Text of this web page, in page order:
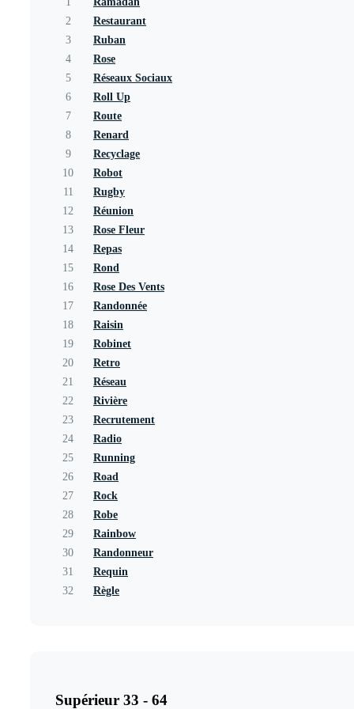
2
Restaurant
3
Ruban
4
Rose
5
Réseaux Sociaux
6
Roll Up
7
Route
8
Renard
9
Recyclage
10
Robot
11
Rugby
12
Réunion
13
Rose Fleur
14
Repas
15
Rond
16
Rose Des Vents
17
Randonnée
18
Raisin
19
Robinet
20
Retro
21
Réseau
22
Rivière
23
Recrutement
24
Radio
25
Running
26
Road
27
Rock
28
Robe
29
Rainbow
30
Randonneur
31
Requin
32
Règle
Supérieur 33 - 64